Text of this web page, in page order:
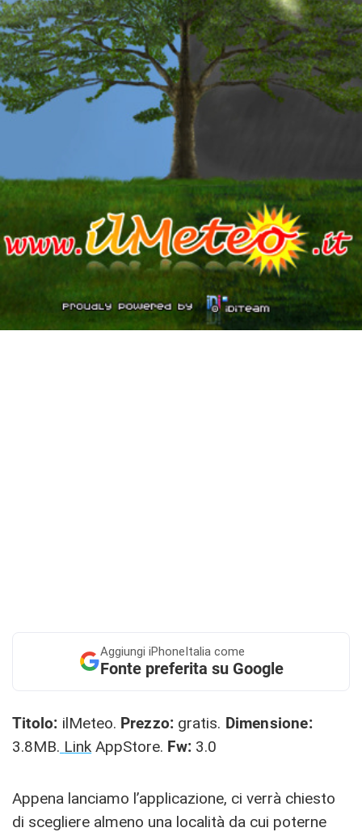
Aggiungi iPhoneItalia come
Fonte preferita su Google
Titolo: ilMeteo. Prezzo: gratis. Dimensione:
3.8MB. Link AppStore. Fw: 3.0
Appena lanciamo l’applicazione, ci verrà chiesto
di scegliere almeno una località da cui poterne